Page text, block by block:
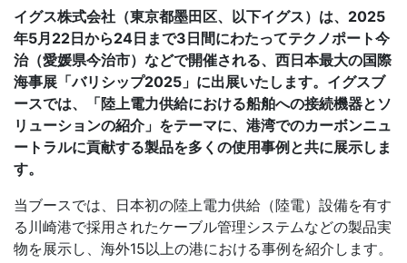
イグス株式会社（東京都墨田区、以下イグス）は、2025
年5月22日から24日まで3日間にわたってテクノポート今
治（愛媛県今治市）などで開催される、西日本最大の国際
海事展「バリシップ2025」に出展いたします。イグスブ
ースでは、「陸上電力供給における船舶への接続機器とソ
リューションの紹介」をテーマに、港湾でのカーボンニュ
ートラルに貢献する製品を多くの使用事例と共に展示しま
す。
当ブースでは、日本初の陸上電力供給（陸電）設備を有す
る川崎港で採用されたケーブル管理システムなどの製品実
物を展示し、海外15以上の港における事例を紹介します。